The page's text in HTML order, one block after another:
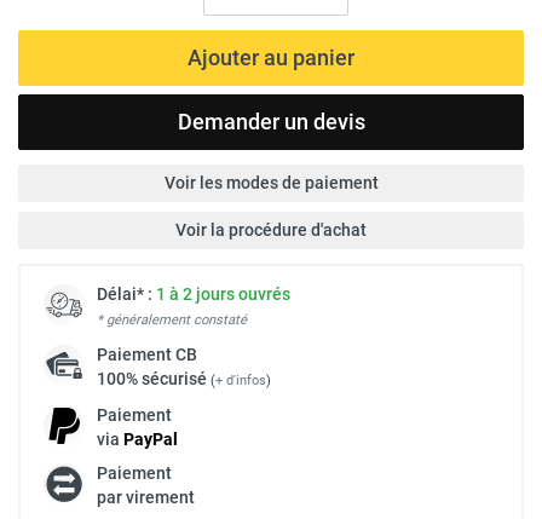
Ajouter au panier
Demander un devis
Voir les modes de paiement
Voir la procédure d'achat
Délai* : 1 à 2 jours ouvrés
* généralement constaté
PaiementCB
100% sécurisé (+ d'infos)
Paiement
via PayPal
Paiement
par virement